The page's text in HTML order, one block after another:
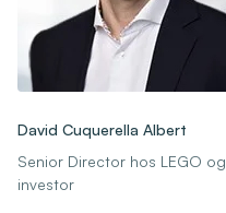
David Cuquerella Albert
Senior Director hos LEGO og
investor